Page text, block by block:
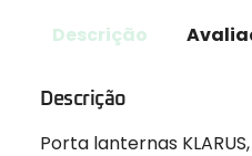
Descrição
Descrição
Porta lanternas